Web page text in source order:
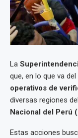
La
que, en lo que va
operativos de
diversas regiones
Nacional del Perú
Estas acciones